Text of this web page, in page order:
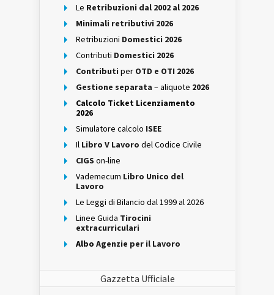
Le Retribuzioni dal 2002 al 2026
Minimali retributivi 2026
Retribuzioni Domestici 2026
Contributi Domestici 2026
Contributi per OTD e OTI 2026
Gestione separata – aliquote 2026
Calcolo Ticket Licenziamento
2026
Simulatore calcolo ISEE
Il Libro V Lavoro del Codice Civile
CIGS on-line
Vademecum Libro Unico del
Lavoro
Le Leggi di Bilancio dal 1999 al 2026
Linee Guida Tirocini
extracurriculari
Albo Agenzie per il Lavoro
Gazzetta Ufficiale